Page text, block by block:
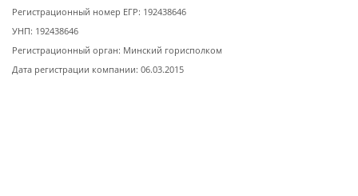
Регистрационный номер ЕГР: 192438646
УНП: 192438646
Регистрационный орган: Минский горисполком
Дата регистрации компании: 06.03.2015